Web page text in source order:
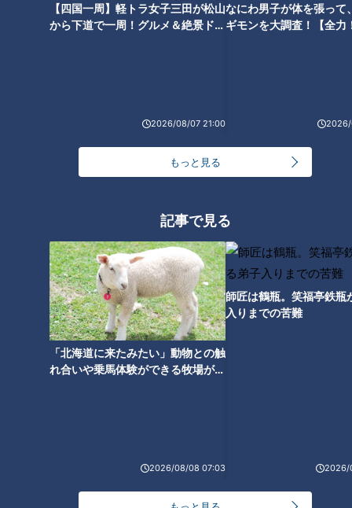
【四国一周】軽トラ女子三田が松山
から下道で一周！グルメ＆絶景ドラ
2026/08/07 21:00
なにわ男子が体を張って
ギモンを大調査！【全力
2026/
もっと見る
記事で見る
「北海道に来たみたい」動物との触
れ合いや乗馬体験ができる牧場がオ
2026/08/08 07:03
師匠は鶴瓶。笑福亭鉄瓶
入りまでの苦難
2026/
「冷えは万病のもと！」カラダ
が喜ぶ温活の秘訣は？【あった
かWEEK】
弁当に便利「スープジャー」さ
らに熱々に活用するのは？【あ
ったかWEEK】
モーニングは喫茶店以外も！朝